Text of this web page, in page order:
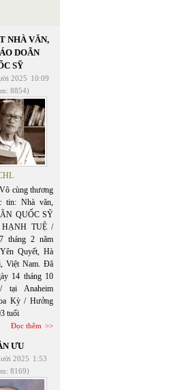
NHÀ VĂN,
DOÃN
SỸ
2025 10:09
8854)
cùng thương
tin: Nhà văn,
QUỐC SỸ
HẠNH TUỆ /
tháng 2 năm
Quyết, Hà
Việt Nam. Đã
14 tháng 10
tại Anaheim
Kỳ / Hưởng
tuổi
Đọc thêm
ƯU
2025 1:53
8169)